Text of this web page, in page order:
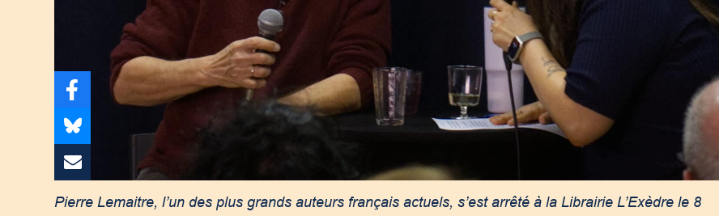
Pierre Lemaitre, l’un des plus grands auteurs français actuels, s’est arrêté à la Librairie L’Exèdre le 8